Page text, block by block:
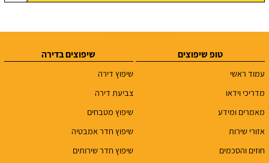
טופ שיפוצים
עמוד ראשי
מדריכי וידאו
מאמרים ומידע
אזורי שירות
חוזים והסכמים
שיפוצים בדירה
שיפוץ דירה
צביעת דירה
שיפוץ מטבחים
שיפוץ חדר אמבטיה
שיפוץ חדר שירותים